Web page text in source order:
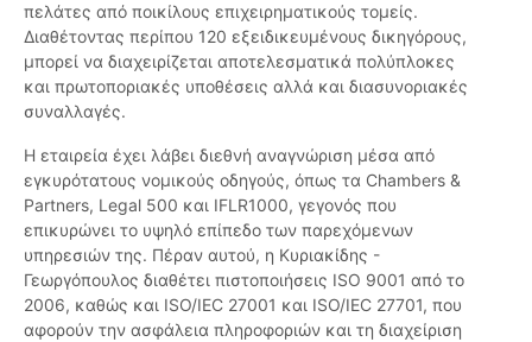
πελάτες από ποικίλους επιχειρηματικούς τομείς.
Διαθέτοντας περίπου 120 εξειδικευμένους δικηγόρους,
μπορεί να διαχειρίζεται αποτελεσματικά πολύπλοκες
και πρωτοποριακές υποθέσεις αλλά και διασυνοριακές
συναλλαγές.
Η εταιρεία έχει λάβει διεθνή αναγνώριση μέσα από
εγκυρότατους νομικούς οδηγούς, όπως τα Chambers &
Partners, Legal 500 και IFLR1000, γεγονός που
επικυρώνει το υψηλό επίπεδο των παρεχόμενων
υπηρεσιών της. Πέραν αυτού, η Κυριακίδης -
Γεωργόπουλος διαθέτει πιστοποιήσεις ISO 9001 από το
2006, καθώς και ISO/IEC 27001 και ISO/IEC 27701, που
αφορούν την ασφάλεια πληροφοριών και τη διαχείριση